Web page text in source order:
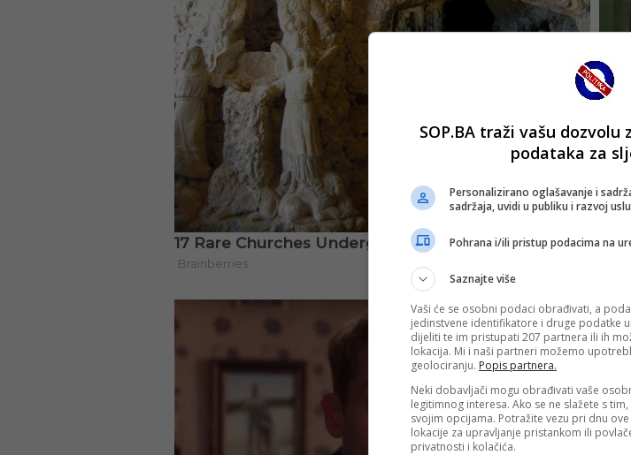
SOP.BA traži vašu
podataka za
Personalizirano oglašavanje i
sadržaja, uvidi u publiku i razvoj
Pohrana i/ili pristup podacima na
Saznajte više
Vaši će se osobni podaci obrađivati, a
jedinstvene identifikatore i druge podatke
dijeliti te im pristupati 207 partnera ili ih
lokacija. Mi i naši partneri možemo
geolociranju. Popis partnera.
Neki dobavljači mogu obrađivati vaše
legitimnog interesa. Ako se ne slažete s
svojim opcijama. Potražite vezu pri dnu
lokacije za upravljanje pristankom ili
privatnosti i kolačića.